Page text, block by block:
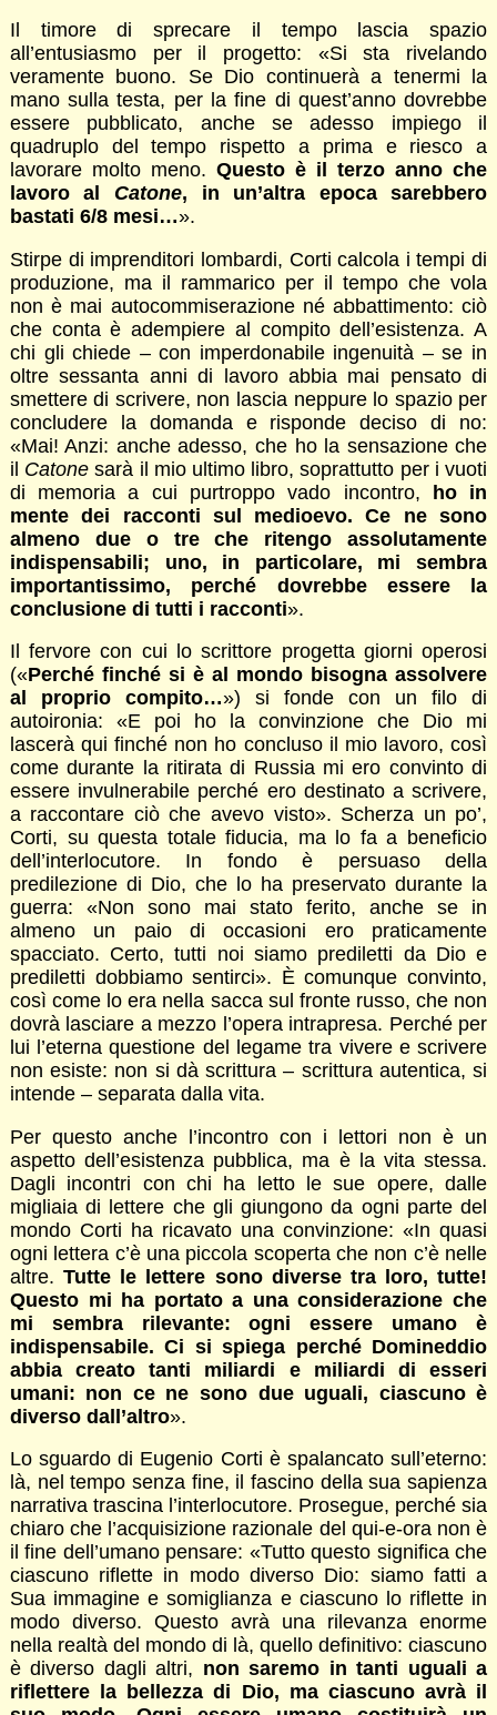
Il timore di sprecare il tempo lascia spazio
all’entusiasmo per il progetto: «Si sta rivelando
veramente buono. Se Dio continuerà a tenermi la
mano sulla testa, per la fine di quest’anno dovrebbe
essere pubblicato, anche se adesso impiego il
quadruplo del tempo rispetto a prima e riesco a
lavorare molto meno. Questo è il terzo anno che
lavoro al Catone, in un’altra epoca sarebbero
bastati 6/8 mesi…».
Stirpe di imprenditori lombardi, Corti calcola i tempi di
produzione, ma il rammarico per il tempo che vola
non è mai autocommiserazione né abbattimento: ciò
che conta è adempiere al compito dell’esistenza. A
chi gli chiede – con imperdonabile ingenuità – se in
oltre sessanta anni di lavoro abbia mai pensato di
smettere di scrivere, non lascia neppure lo spazio per
concludere la domanda e risponde deciso di no:
«Mai! Anzi: anche adesso, che ho la sensazione che
il Catone sarà il mio ultimo libro, soprattutto per i vuoti
di memoria a cui purtroppo vado incontro, ho in
mente dei racconti sul medioevo. Ce ne sono
almeno due o tre che ritengo assolutamente
indispensabili; uno, in particolare, mi sembra
importantissimo, perché dovrebbe essere la
conclusione di tutti i racconti».
Il fervore con cui lo scrittore progetta giorni operosi
(«Perché finché si è al mondo bisogna assolvere
al proprio compito…») si fonde con un filo di
autoironia: «E poi ho la convinzione che Dio mi
lascerà qui finché non ho concluso il mio lavoro, così
come durante la ritirata di Russia mi ero convinto di
essere invulnerabile perché ero destinato a scrivere,
a raccontare ciò che avevo visto». Scherza un po’,
Corti, su questa totale fiducia, ma lo fa a beneficio
dell’interlocutore. In fondo è persuaso della
predilezione di Dio, che lo ha preservato durante la
guerra: «Non sono mai stato ferito, anche se in
almeno un paio di occasioni ero praticamente
spacciato. Certo, tutti noi siamo prediletti da Dio e
prediletti dobbiamo sentirci». È comunque convinto,
così come lo era nella sacca sul fronte russo, che non
dovrà lasciare a mezzo l’opera intrapresa. Perché per
lui l’eterna questione del legame tra vivere e scrivere
non esiste: non si dà scrittura – scrittura autentica, si
intende – separata dalla vita.
Per questo anche l’incontro con i lettori non è un
aspetto dell’esistenza pubblica, ma è la vita stessa.
Dagli incontri con chi ha letto le sue opere, dalle
migliaia di lettere che gli giungono da ogni parte del
mondo Corti ha ricavato una convinzione: «In quasi
ogni lettera c’è una piccola scoperta che non c’è nelle
altre.Tutte le lettere sono diverse tra loro, tutte!
Questo mi ha portato a una considerazione che
mi sembra rilevante: ogni essere umano è
indispensabile. Ci si spiega perché Domineddio
abbia creato tanti miliardi e miliardi di esseri
umani: non ce ne sono due uguali, ciascuno è
diverso dall’altro».
Lo sguardo di Eugenio Corti è spalancato sull’eterno:
là, nel tempo senza fine, il fascino della sua sapienza
narrativa trascina l’interlocutore. Prosegue, perché sia
chiaro che l’acquisizione razionale del qui-e-ora non è
il fine dell’umano pensare: «Tutto questo significa che
ciascuno riflette in modo diverso Dio: siamo fatti a
Sua immagine e somiglianza e ciascuno lo riflette in
modo diverso. Questo avrà una rilevanza enorme
nella realtà del mondo di là, quello definitivo: ciascuno
è diverso dagli altri, non saremo in tanti uguali a
riflettere la bellezza di Dio, ma ciascuno avrà il